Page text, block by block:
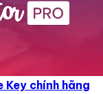
chính hãng